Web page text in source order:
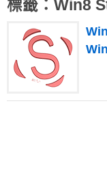
標籤：Win8